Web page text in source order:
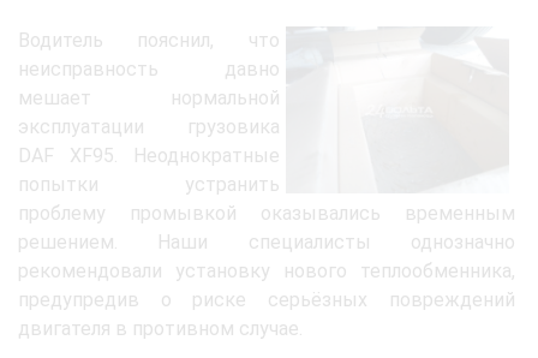
Водитель пояснил, что
неисправность давно
мешает нормальной
эксплуатации грузовика
DAF XF95. Неоднократные
попытки устранить
проблему промывкой оказывались временным
решением. Наши специалисты однозначно
рекомендовали установку нового теплообменника,
предупредив о риске серьёзных повреждений
двигателя в противном случае.